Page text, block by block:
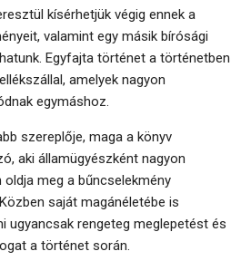
kísérhetjük végig ennek a
valamint egy másik bírósági
Egyfajta történet a történetben
amelyek nagyon
egymáshoz.
szereplője, maga a könyv
aki államügyészként nagyon
meg a bűncselekmény
saját magánéletébe is
ugyancsak rengeteg meglepetést és
a történet során.